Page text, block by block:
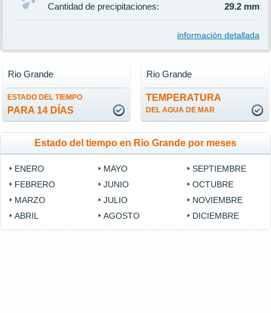
Cantidad de precipitaciones:
29.2 mm
información detallada
ESTADO DEL TIEMPO
PARA 14 DÍAS
Rio Grande
TEMPERATURA
DEL AGUA DE MAR
Rio Grande
Estado del tiempo en Rio Grande por meses
ENERO
FEBRERO
MARZO
ABRIL
MAYO
JUNIO
JULIO
AGOSTO
SEPTIEMBRE
OCTUBRE
NOVIEMBRE
DICIEMBRE